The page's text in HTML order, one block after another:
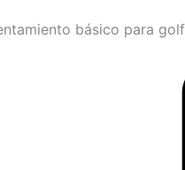
básico para